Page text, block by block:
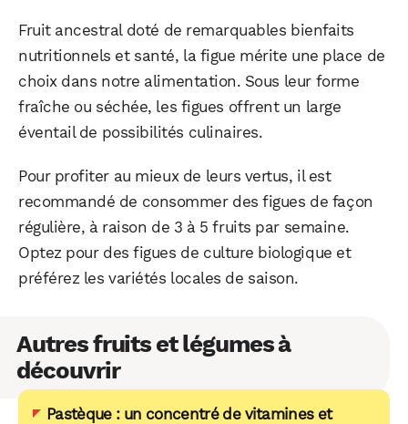
Fruit ancestral doté de remarquables bienfaits
nutritionnels et santé, la figue mérite une place de
choix dans notre alimentation. Sous leur forme
fraîche ou séchée, les figues offrent un large
éventail de possibilités culinaires.
Pour profiter au mieux de leurs vertus, il est
recommandé de consommer des figues de façon
régulière, à raison de 3 à 5 fruits par semaine.
Optez pour des figues de culture biologique et
préférez les variétés locales de saison.
Autres fruits et légumes à
découvrir
Pastèque : un concentré de vitamines et